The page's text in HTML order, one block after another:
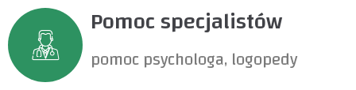
Pomoc specjalistów
pomoc psychologa, logopedy